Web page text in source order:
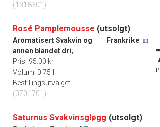
(1318301)
Rosé Pamplemousse (utsolgt)
Aromatisert Svakvin og
annen blandet dri,
Frankrike
Pris: 95.00 kr
Volum: 0.75 l
Bestillingsutvalget
(3701701)
Saturnus Svakvinsgløgg (utsolgt)